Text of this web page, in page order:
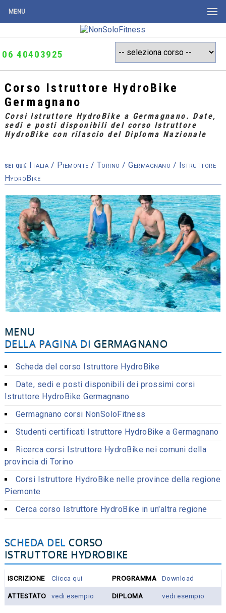
06 40403925
Corso Istruttore HydroBike
Germagnano
Corsi Istruttore HydroBike a Germagnano. Date,
sedi e posti disponibili del corso Istruttore
HydroBike con rilascio del Diploma Nazionale
sei qui: Italia / Piemonte / Torino/Germagnano / Istruttore
HydroBike
MENU
DELLA PAGINA DI GERMAGNANO
Scheda del corso Istruttore HydroBike
Date, sedi e posti disponibili dei prossimi corsi
Istruttore HydroBike Germagnano
Germagnano corsi NonSoloFitness
Studenti certificati Istruttore HydroBike a Germagnano
Ricerca corsi Istruttore HydroBike nei comuni della
provincia di Torino
Corsi Istruttore HydroBike nelle province della regione
Piemonte
Cerca corso Istruttore HydroBike in un'altra regione
SCHEDA DELCORSO
ISTRUTTORE HYDROBIKE
ISCRIZIONE Clicca qui PROGRAMMA Download
ATTESTATO vedi esempio DIPLOMA vedi esempio
MENU